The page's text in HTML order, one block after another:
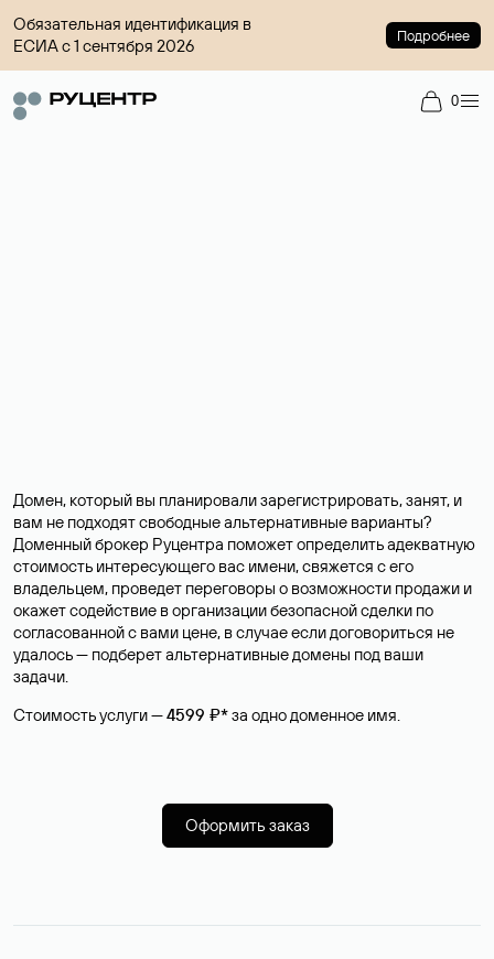
Обязательная идентификация в
ЕСИА с 1 сентября 2026
Подробнее
0
Домен, который вы планировали зарегистрировать, занят, и
вам не подходят свободные альтернативные варианты?
Доменный брокер Руцентра поможет определить адекватную
стоимость интересующего вас имени, свяжется с его
владельцем, проведет переговоры о возможности продажи и
окажет содействие в организации безопасной сделки по
согласованной с вами цене, в случае если договориться не
удалось — подберет альтернативные домены под ваши
задачи.
Стоимость услуги —4599 ₽*за одно доменное имя.
Оформить заказ